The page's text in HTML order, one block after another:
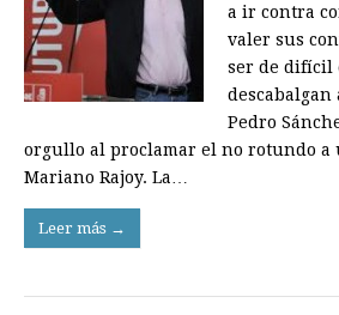
a ir contra
valer sus
ser de difícil
descabalgan
Pedro
orgullo al proclamar el no rotundo a
Mariano Rajoy. La…
Leer más →